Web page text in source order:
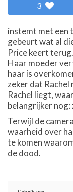
3
instemt met een
gebeurt wat al
Price keert
Haar moeder
haar is
zeker dat
Rachel liegt,
belangrijker nog:
Terwijl de
waarheid over
te komen
de dood.